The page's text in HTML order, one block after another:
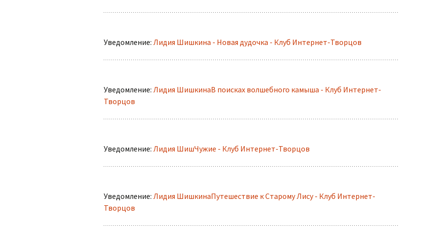
Уведомление: Лидия Шишкина - Новая дудочка - Клуб Интернет-Творцов
Уведомление: Лидия ШишкинаВ поисках волшебного камыша - Клуб Интернет-
Творцов
Уведомление: Лидия ШишЧужие - Клуб Интернет-Творцов
Уведомление: Лидия ШишкинаПутешествие к Старому Лису - Клуб Интернет-
Творцов